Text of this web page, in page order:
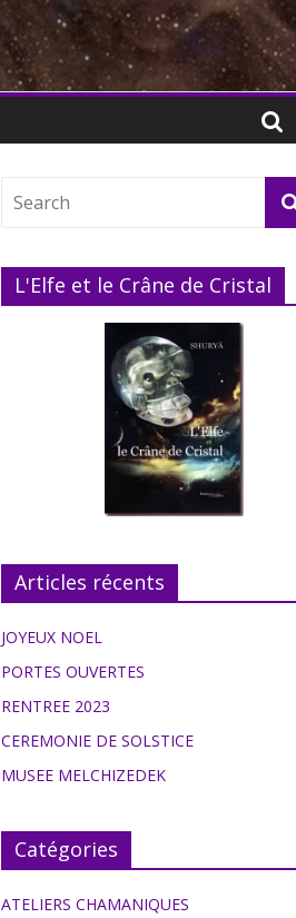
L'Elfe et le Crâne de Cristal
Articles récents
JOYEUX NOEL
PORTES OUVERTES
RENTREE 2023
CEREMONIE DE SOLSTICE
MUSEE MELCHIZEDEK
Catégories
ATELIERS CHAMANIQUES